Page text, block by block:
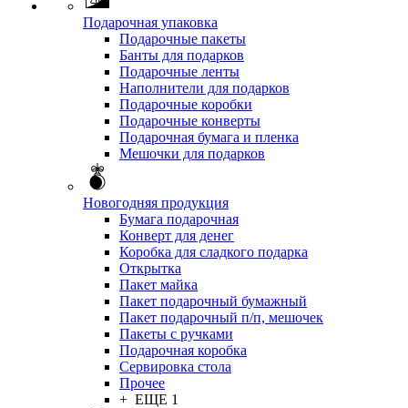
Подарочная упаковка
Подарочные пакеты
Банты для подарков
Подарочные ленты
Наполнители для подарков
Подарочные коробки
Подарочные конверты
Подарочная бумага и пленка
Мешочки для подарков
Новогодняя продукция
Бумага подарочная
Конверт для денег
Коробка для сладкого подарка
Открытка
Пакет майка
Пакет подарочный бумажный
Пакет подарочный п/п, мешочек
Пакеты с ручками
Подарочная коробка
Сервировка стола
Прочее
+ ЕЩЕ 1